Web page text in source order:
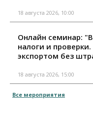
18 августа 2026, 10:00
Онлайн семинар:
налоги и
экспортом без
18 августа 2026, 15:00
Все мероприятия